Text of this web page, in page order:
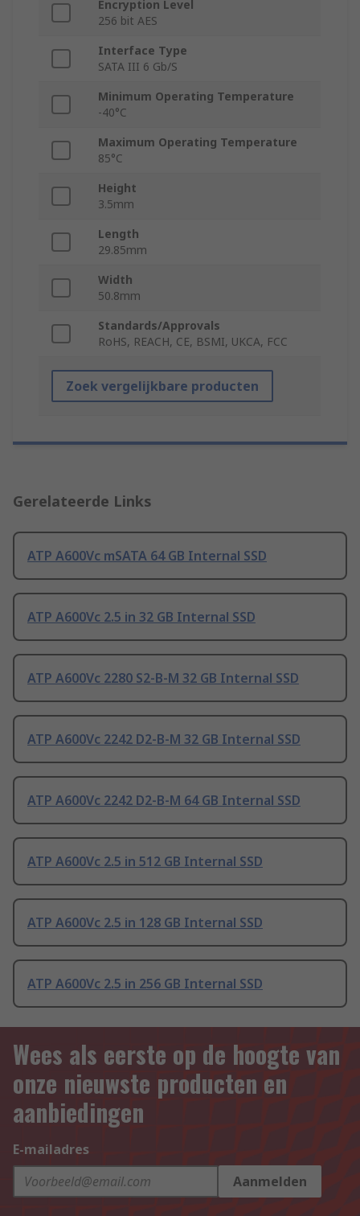
Encryption Level
256 bit AES
Interface Type
SATA III 6 Gb/S
Minimum Operating Temperature
-40°C
Maximum Operating Temperature
85°C
Height
3.5mm
Length
29.85mm
Width
50.8mm
Standards/Approvals
RoHS, REACH, CE, BSMI, UKCA, FCC
Zoek vergelijkbare producten
Gerelateerde Links
ATP A600Vc mSATA 64 GB Internal SSD
ATP A600Vc 2.5 in 32 GB Internal SSD
ATP A600Vc 2280 S2-B-M 32 GB Internal SSD
ATP A600Vc 2242 D2-B-M 32 GB Internal SSD
ATP A600Vc 2242 D2-B-M 64 GB Internal SSD
ATP A600Vc 2.5 in 512 GB Internal SSD
ATP A600Vc 2.5 in 128 GB Internal SSD
ATP A600Vc 2.5 in 256 GB Internal SSD
Wees als eerste op de hoogte van
onze nieuwste producten en
aanbiedingen
E-mailadres
Aanmelden